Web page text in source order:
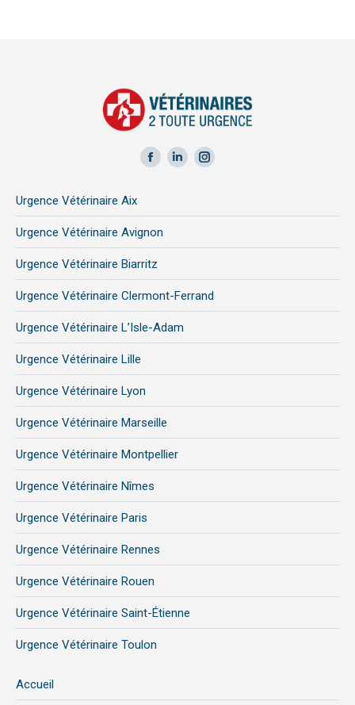
Facebook
in
new
window
LinkedIn
new
Instagram
new
Urgence Vétérinaire Aix
Urgence Vétérinaire Avignon
Urgence Vétérinaire Biarritz
Urgence Vétérinaire Clermont-Ferrand
Urgence Vétérinaire L’Isle-Adam
Urgence Vétérinaire Lille
Urgence Vétérinaire Lyon
Urgence Vétérinaire Marseille
Urgence Vétérinaire Montpellier
Urgence Vétérinaire Nîmes
Urgence Vétérinaire Paris
Urgence Vétérinaire Rennes
Urgence Vétérinaire Rouen
Urgence Vétérinaire Saint-Étienne
Urgence Vétérinaire Toulon
Accueil